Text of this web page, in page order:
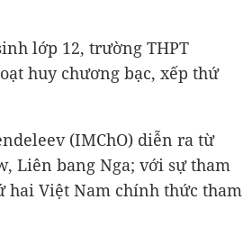
lớp 12, trường THPT
huy chương bạc, xếp thứ
(IMChO) diễn ra từ
Liên bang Nga; với sự tham
hai Việt Nam chính thức tham